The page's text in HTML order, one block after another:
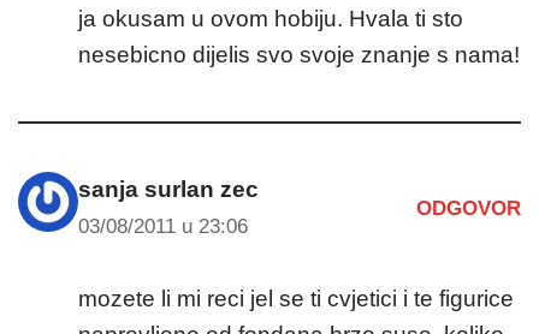
ja okusam u ovom hobiju. Hvala ti sto
nesebicno dijelis svo svoje znanje s nama!
sanja surlan zec
03/08/2011 u 23:06
ODGOVOR
mozete li mi reci jel se ti cvjetici i te figurice